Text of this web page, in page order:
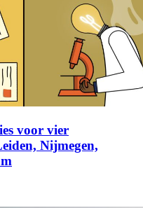
voor vier
Nijmegen,